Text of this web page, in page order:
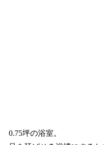
0.75坪の浴室。